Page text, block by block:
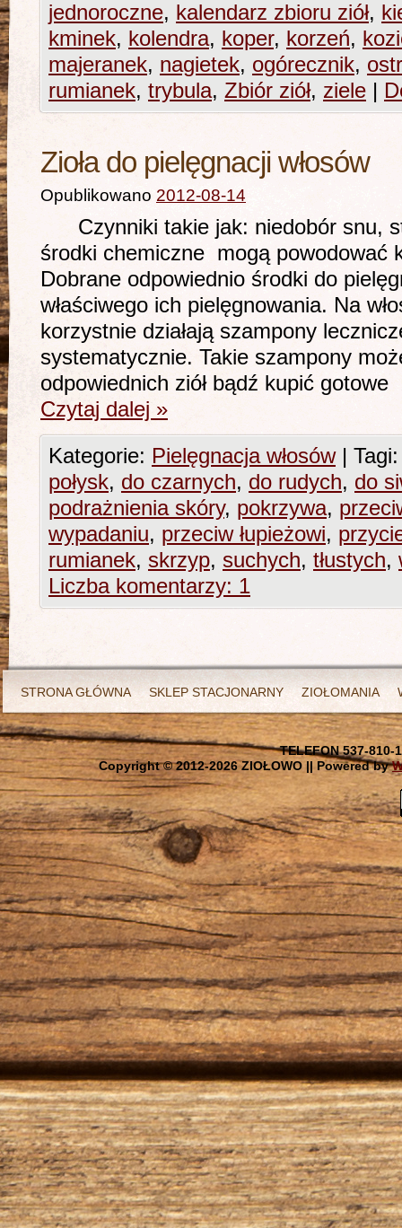
jednoroczne, kalendarz zbioru ziół,
kminek, kolendra, koper, korzeń,
majeranek, nagietek, ogórecznik,
rumianek, trybula, Zbiór ziół, ziele |
Zioła do pielęgnacji włosów
Opublikowano 2012-08-14
Czynniki takie jak: niedobór snu,
środki chemiczne mogą powodować
Dobrane odpowiednio środki do
właściwego ich pielęgnowania. Na
korzystnie działają szampony
systematycznie. Takie szampony
odpowiednich ziół bądź kupić
Czytaj dalej »
Kategorie: Pielęgnacja włosów | Tagi:
połysk, do czarnych, do rudych, do
podrażnienia skóry, pokrzywa,
wypadaniu, przeciw łupieżowi,
rumianek, skrzyp, suchych, tłustych,
Liczba komentarzy: 1
STRONA GŁÓWNA SKLEP STACJONARNY ZIOŁOMANIA
TELEFON 537-810-
Copyright © 2012-2026 ZIOŁOWO || Powered by